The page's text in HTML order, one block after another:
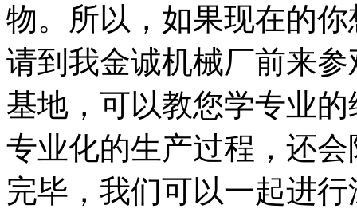
物。所以，如果现在的
请到我金诚机械厂前来
基地，可以教您学专业
专业化的生产过程，还
完毕，我们可以一起进